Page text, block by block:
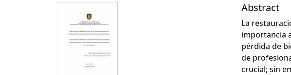
Abstract
La
importancia
pérdida de
de
crucial; sin